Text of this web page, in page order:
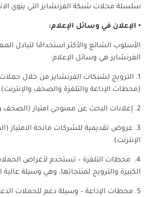
سلسلة محلات شبكة الفرنشايز التي ينوي
• الإعلان في وسائل الإعلام:
الأسلوب الشائع والأكثر استخدامًا لتبادل
الفرنشايز هي وسائل الإعلام:
1. الترويج لشبكات الفرنشايز من خلال حملات
(محطات الإذاعة والتلفزة والصحف والإنترنت).
2. إعلانات البحث عن ممنوحي امتياز (الصحف والإنترنت).
3. عروض تقديمية للشركات مانحة
الإنترنت).
4. محطات التلفزة – تستخدم لأغراض
الكبيرة والترويج لمنتجاتها، وهي وسيلة عالية
5. محطات الإذاعة – وسيلة دعم للحملات